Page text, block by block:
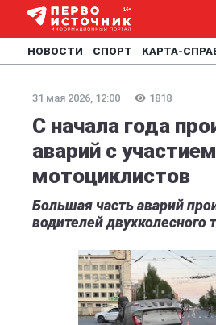
НОВОСТИ СПОРТ КАРТА-
31 мая 2026, 12:00 1818
С начала года
аварий с участием
мотоциклистов
Большая часть аварий
водителей двухколесного